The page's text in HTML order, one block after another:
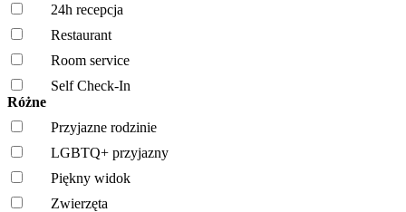
24h recepcja
Restaurant
Room service
Self Check-In
Różne
Przyjazne rodzinie
LGBTQ+ przyjazny
Piękny widok
Zwierzęta